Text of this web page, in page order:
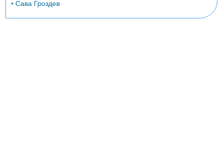
• Сава Гроздев